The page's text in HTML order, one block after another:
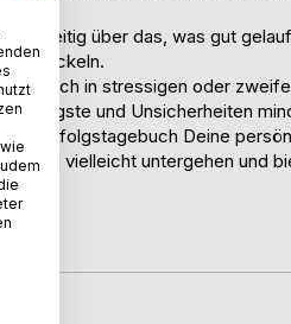
über das, was gut
entwickeln.
Du Dich in stressigen oder
Ängste und Unsicherheiten
Erfolgstagebuch Deine
Alltag vielleicht untergehen und